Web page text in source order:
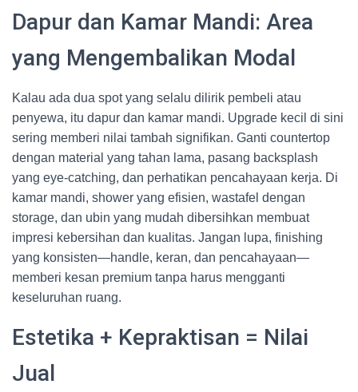
Dapur dan Kamar Mandi: Area
yang Mengembalikan Modal
Kalau ada dua spot yang selalu dilirik pembeli atau
penyewa, itu dapur dan kamar mandi. Upgrade kecil di sini
sering memberi nilai tambah signifikan. Ganti countertop
dengan material yang tahan lama, pasang backsplash
yang eye-catching, dan perhatikan pencahayaan kerja. Di
kamar mandi, shower yang efisien, wastafel dengan
storage, dan ubin yang mudah dibersihkan membuat
impresi kebersihan dan kualitas. Jangan lupa, finishing
yang konsisten—handle, keran, dan pencahayaan—
memberi kesan premium tanpa harus mengganti
keseluruhan ruang.
Estetika + Kepraktisan = Nilai
Jual